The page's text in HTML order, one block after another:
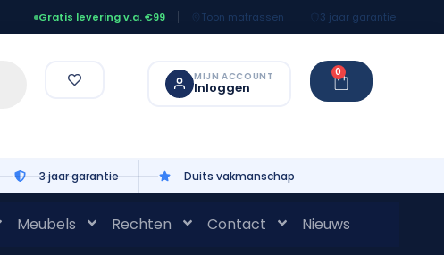
Gratis levering v.a. €99 Toon matrassen 3 jaar garantie
MIJN ACCOUNT
Inloggen
0
3 jaar garantie Duits vakmanschap
Meubels Rechten Contact Nieuws